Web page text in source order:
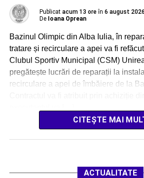
Publicat acum 13 ore în 6 august 2026
De Ioana Oprean
Bazinul Olimpic din Alba Iulia, în
tratare și recirculare a apei va fi
Clubul Sportiv Municipal (CSM)
pregătește lucrări de reparații la
recirculare a apei de îmbăiere de la
CITEȘTE MAI
ACTUALITATE